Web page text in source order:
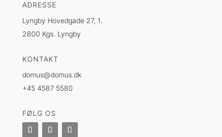
ADRESSE
Lyngby Hovedgade 27, 1.
2800 Kgs. Lyngby
KONTAKT
domus@domus.dk
+45 4587 5580
FØLG OS